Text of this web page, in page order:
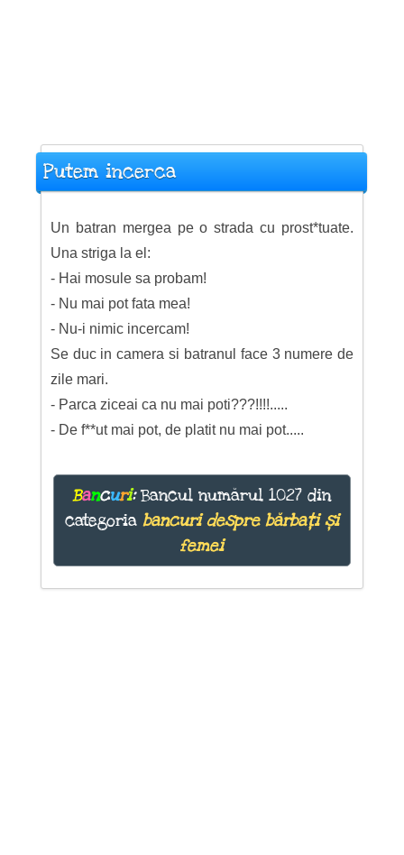
Putem incerca
Un batran mergea pe o strada cu prost*tuate.
Una striga la el:
- Hai mosule sa probam!
- Nu mai pot fata mea!
- Nu-i nimic incercam!
Se duc in camera si batranul face 3 numere de
zile mari.
- Parca ziceai ca nu mai poti???!!!!.....
- De f**ut mai pot, de platit nu mai pot.....
Bancuri:Bancul numărul 1027 din
categoria bancuri despre bărbați și
femei